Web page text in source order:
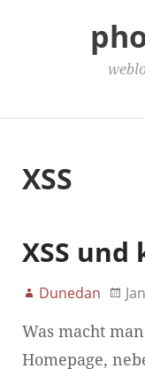
XSS
XSS
Dunedan
Was macht
Homepage,